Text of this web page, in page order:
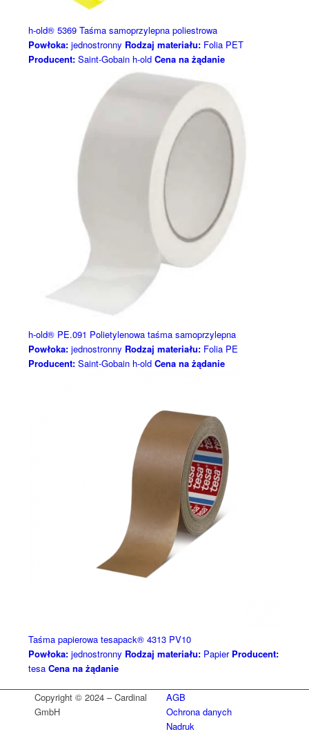
h-old® 5369 Taśma samoprzylepna poliestrowa
Powłoka:jednostronny Rodzaj materiału:Folia PET
Producent:Saint-Gobain h-old Cena na żądanie
h-old® PE.091 Polietylenowa taśma samoprzylepna
Powłoka:jednostronny Rodzaj materiału:Folia PE
Producent:Saint-Gobain h-old Cena na żądanie
Taśma papierowa tesapack® 4313 PV10
Powłoka:jednostronny Rodzaj materiału:Papier Producent:
tesa Cena na żądanie
Copyright © 2024 – Cardinal
GmbH
AGB
Ochrona danych
Nadruk